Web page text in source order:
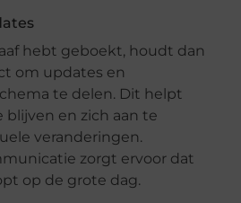
hebt geboekt, houdt dan
om updates en
te delen. Dit helpt
blijven en zich aan te
veranderingen.
zorgt ervoor dat
op de grote dag.